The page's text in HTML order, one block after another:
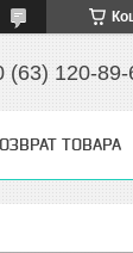
(63) 120-89-
ТОВАРА